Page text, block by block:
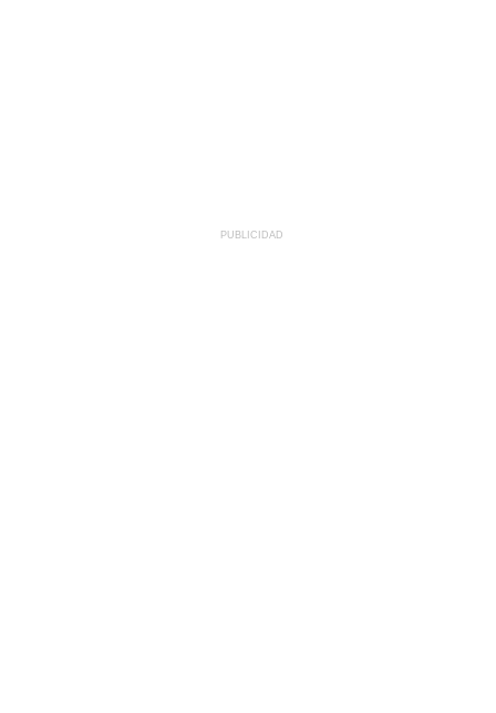
PUBLICIDAD